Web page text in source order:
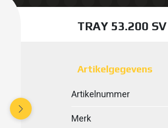
TRAY 53.200
Artikelgegevens
Artikelnummer
Merk